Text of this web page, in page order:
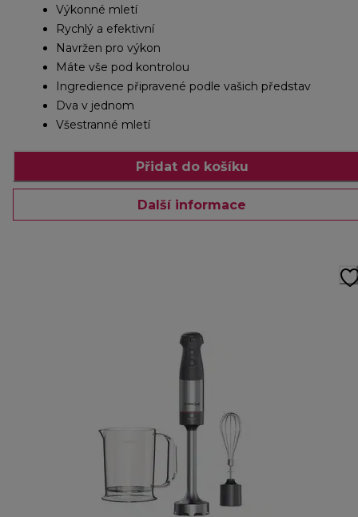
Výkonné mletí
Rychlý a efektivní
Navržen pro výkon
Máte vše pod kontrolou
Ingredience připravené podle vašich představ
Dva v jednom
Všestranné mletí
Přidat do košíku
Další informace